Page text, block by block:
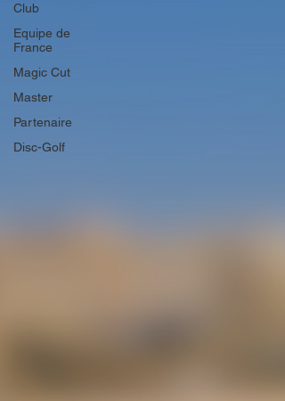
Club
Equipe de
France
Magic Cut
Master
Partenaire
Disc-Golf